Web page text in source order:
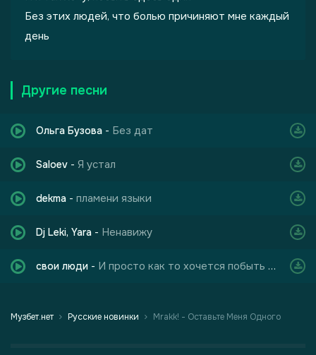
Без этих людей, что болью причиняют мне каждый
день
Другие песни
Ольга Бузова - Без дат
Saloev - Я устал
dekma - пламени языки
Dj Leki, Yara - Ненавижу
свои люди - И просто как то хочется побыть с тишиной
Музбет.нет Русские новинки Mrakk! - Оставьте Меня Одного